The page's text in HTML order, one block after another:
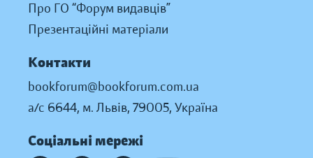
Про ГО “Форум видавців”
Презентаційні матеріали
Контакти
bookforum@bookforum.com.ua
а/с 6644, м. Львів, 79005, Україна
Соціальні мережі